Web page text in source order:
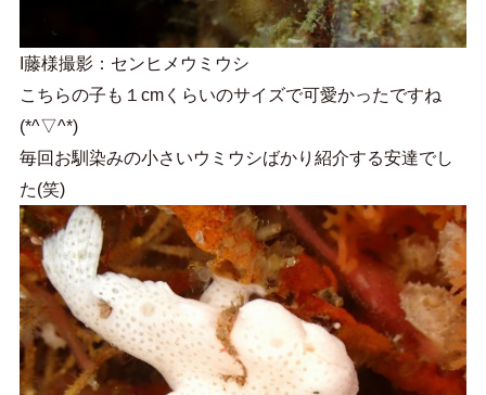
I藤様撮影：センヒメウミウシ
こちらの子も１cmくらいのサイズで可愛かったですね
(*^▽^*)
毎回お馴染みの小さいウミウシばかり紹介する安達でし
た(笑)